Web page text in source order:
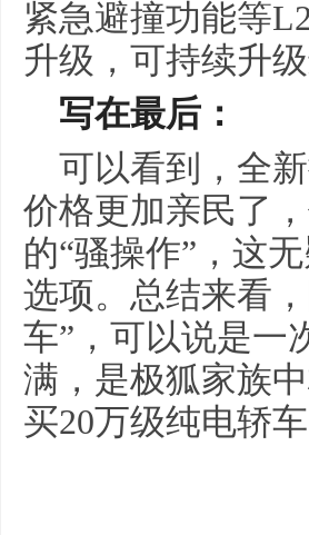
紧急避撞功能等
升级，可持续升
写在最后：
可以看到，全
价格更加亲民了
的“骚操作”，这
选项。总结来看
车”，可以说是一
满，是极狐家族
买20万级纯电轿